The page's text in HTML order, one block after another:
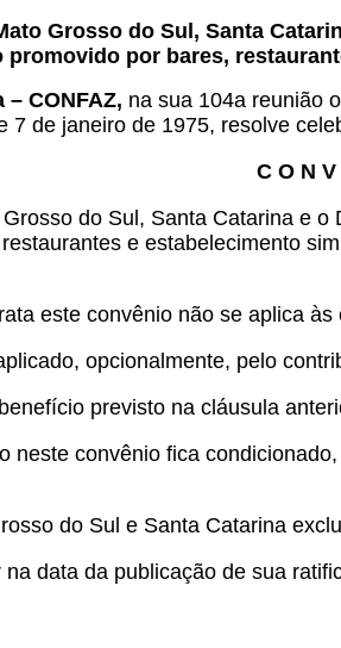
Grosso do Sul, Santa
por bares,
CONFAZ, na sua 104a reunião
7 de janeiro de 1975, resolve
C O N
do Sul, Santa Catarina e
e estabelecimento
este convênio não se aplica
opcionalmente, pelo
previsto na cláusula
neste convênio fica
do Sul e Santa Catarina
data da publicação de sua